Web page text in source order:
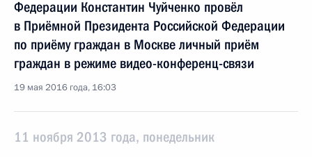
Федерации Константин Чуйченко провёл
в Приёмной Президента Российской Федерации
по приёму граждан в Москве личный приём
граждан в режиме видео-конференц-связи
19 мая 2016 года, 16:03
11 ноября 2013 года, понедельник